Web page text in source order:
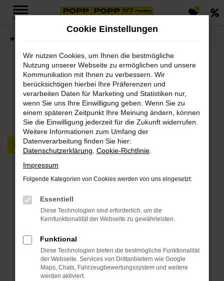
Zum
MENÜ
0
Jetzt PKWs & LKWs in
unserem Fahrzeugmarkt
finden
PKW LKW
Fehler: Network Error
Beim Laden ist ein Fehler aufgetreten.
Hier sind ein paar Tipps, die dir helfen können:
Internetverbindung.
Laden andere Webseiten, zum Beispiel deine
Suchmaschine?
Prüfe deine Browsererweiterungen.
Cookie Einstellungen
Wir nutzen Cookies, um Ihnen die bestmögliche
Nutzung unserer Webseite zu ermöglichen und unsere
Kommunikation mit Ihnen zu verbessern. Wir
berücksichtigen hierbei Ihre Präferenzen und
verarbeiten Daten für Marketing und Statistiken nur,
wenn Sie uns Ihre Einwilligung geben. Wenn Sie zu
einem späteren Zeitpunkt Ihre Meinung ändern, können
Sie die Einwilligung jederzeit für die Zukunft widerrufen.
Weitere Informationen zum Umfang der
Datenverarbeitung finden Sie hier:
Datenschutzerklärung Cookie-Richtlinie
Impressum
Folgende Kategorien von Cookies werden von uns eingesetzt:
Essentiell
Diese Technologien sind erforderlich, um die
Kernfunktionalität der Webseite zu gewährleisten.
Funktional
Diese Technologien bieten die bestmögliche Funktionalität
der Webseite. Services von Drittanbietern wie Google
Maps, Chats, Fahrzeugbewertungssystem und weitere
werden aktiviert.